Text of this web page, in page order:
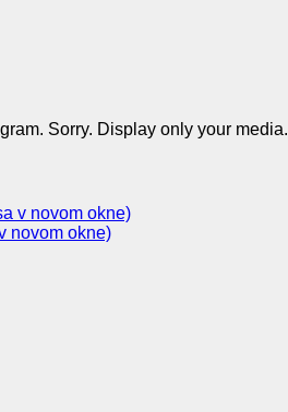
Sorry. Display only your media.
v novom okne)
novom okne)